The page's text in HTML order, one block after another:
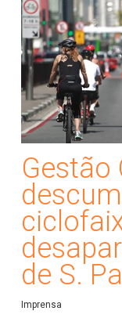
Gestão
de S.
Imprensa